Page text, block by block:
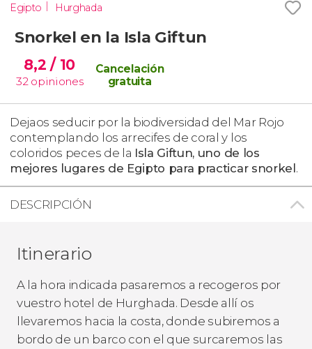
Egipto Hurghada
Snorkel en la Isla Giftun
8,2/ 10
32 opiniones
Cancelación
gratuita
Dejaos seducir por la biodiversidad del Mar Rojo
contemplando los arrecifes de coral y los
coloridos peces de la Isla Giftun, uno de los
mejores lugares de Egipto para practicar snorkel.
DESCRIPCIÓN
Itinerario
A la hora indicada pasaremos a recogeros por
vuestro hotel de Hurghada. Desde allí os
llevaremos hacia la costa, donde subiremos a
bordo de un barco con el que surcaremos las